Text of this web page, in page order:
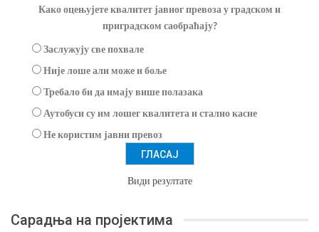
Како оцењујете квалитет јавног превоза у градском и
приградском саобраћају?
Заслужују све похвале
Није лоше али може и боље
Требало би да имају више полазака
Аутобуси су им лошег квалитета и стално касне
Не користим јавни превоз
Види резултате
Сарадња на пројектима